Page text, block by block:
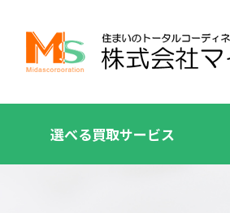
選べる買取サービス